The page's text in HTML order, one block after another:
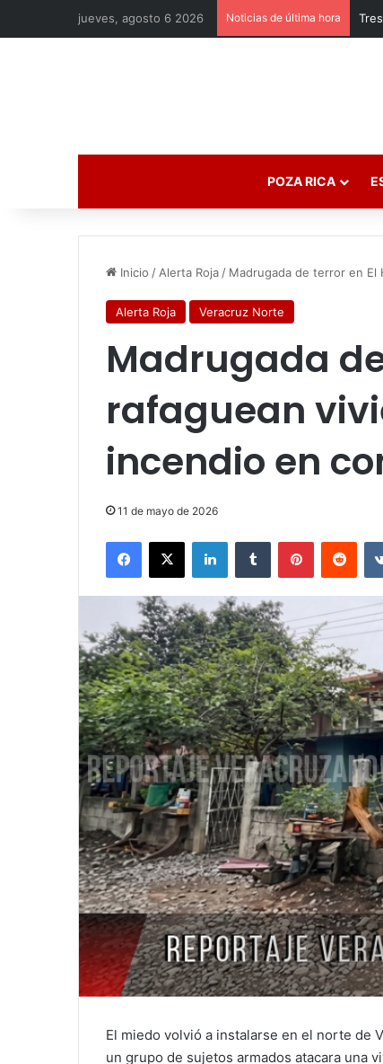
jueves, agosto 6 2026 Noticias de última hora
POZA RICA
Inicio / Alerta Roja / Madrugada de terror en El
Alerta Roja Veracruz Norte
Madrugada
rafaguean
incendio en
11 de mayo de 2026
Facebook
X LinkedInTumblr Pinterest
El miedo volvió a instalarse en el norte de
un grupo de sujetos armados atacara una